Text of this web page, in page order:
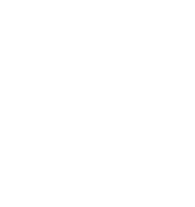
extra aflossingen doet, je halverwege de helft
heeft afgelost. Op tweederde van de
helft van de hypotheek afgelost. De laatste
van de looptijd.